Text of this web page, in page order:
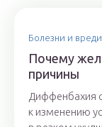
Болезни и
Почему
причины
Диффенбахия
к изменению